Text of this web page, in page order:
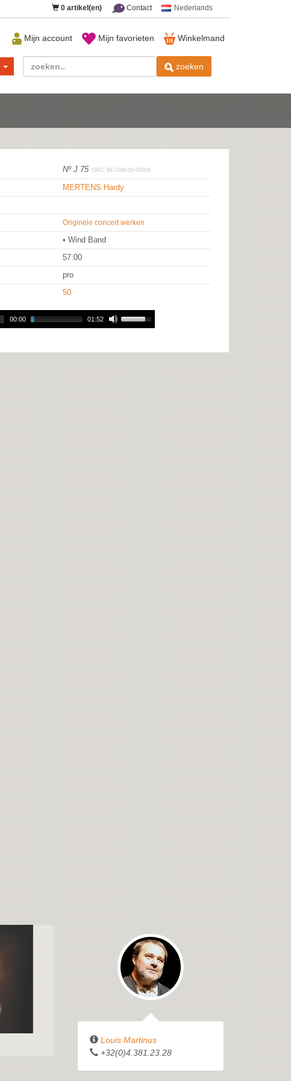
0 artikel(en) Contact Nederlands
Winkelmand
Mijn favorieten
Mijn account
zoeken
Nº J 75 ISRC BE-O89-00-00000
MERTENS Hardy
Originele concert werken
• Wind Band
57:00
pro
50
00:00 01:52
Louis Martinus
+32(0)4.381.23.28